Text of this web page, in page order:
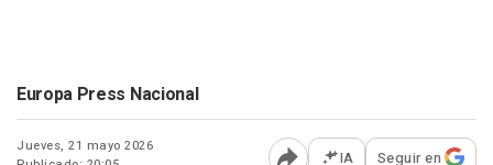
Europa Press Nacional
Jueves, 21 mayo 2026
IA Seguir en